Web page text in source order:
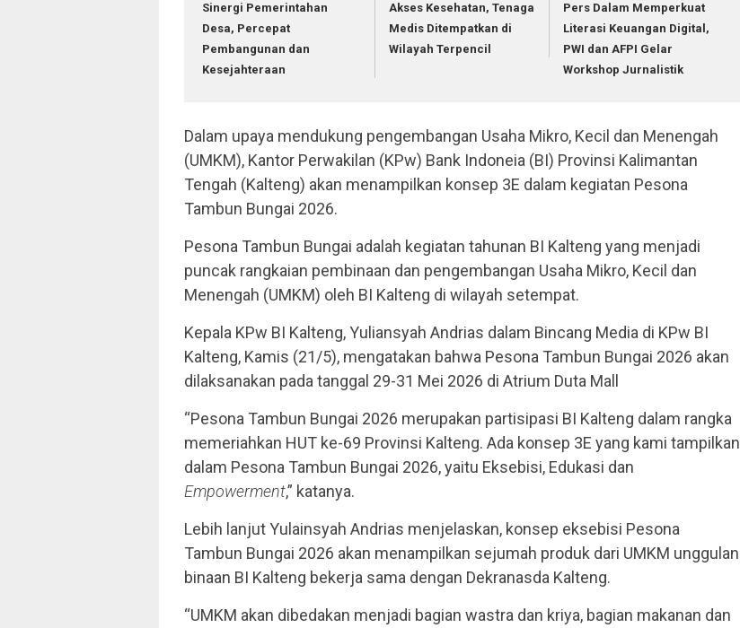
Sinergi Pemerintahan
Desa, Percepat
Pembangunan dan
Kesejahteraan
Akses Kesehatan, Tenaga
Medis Ditempatkan di
Wilayah Terpencil
Pers Dalam Memperkuat
Literasi Keuangan Digital,
PWI dan AFPI Gelar
Workshop Jurnalistik
Dalam upaya mendukung pengembangan Usaha Mikro, Kecil dan Menengah
(UMKM), Kantor Perwakilan (KPw) Bank Indoneia (BI) Provinsi Kalimantan
Tengah (Kalteng) akan menampilkan konsep 3E dalam kegiatan Pesona
Tambun Bungai 2026.
Pesona Tambun Bungai adalah kegiatan tahunan BI Kalteng yang menjadi
puncak rangkaian pembinaan dan pengembangan Usaha Mikro, Kecil dan
Menengah (UMKM) oleh BI Kalteng di wilayah setempat.
Kepala KPw BI Kalteng, Yuliansyah Andrias dalam Bincang Media di KPw BI
Kalteng, Kamis (21/5), mengatakan bahwa Pesona Tambun Bungai 2026 akan
dilaksanakan pada tanggal 29-31 Mei 2026 di Atrium Duta Mall
“Pesona Tambun Bungai 2026 merupakan partisipasi BI Kalteng dalam rangka
memeriahkan HUT ke-69 Provinsi Kalteng. Ada konsep 3E yang kami tampilkan
dalam Pesona Tambun Bungai 2026, yaitu Eksebisi, Edukasi dan
Empowerment,” katanya.
Lebih lanjut Yulainsyah Andrias menjelaskan, konsep eksebisi Pesona
Tambun Bungai 2026 akan menampilkan sejumah produk dari UMKM unggulan
binaan BI Kalteng bekerja sama dengan Dekranasda Kalteng.
“UMKM akan dibedakan menjadi bagian wastra dan kriya, bagian makanan dan